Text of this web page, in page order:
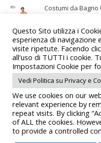
Costumi da Bagno
Teli Mare in
al 16
Questo Sito utilizza i
esperienza di navigazione
visite ripetute. Facendo
all'uso di TUTTI i cookie.
Impostazioni Cookie per
Vedi Politica su Privacy e
We use cookies on our
relevant experience by
repeat visits. By clicking
of ALL the cookies.
to provide a controlled